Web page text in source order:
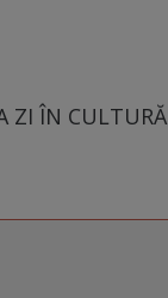
ZI ÎN CULTURĂ